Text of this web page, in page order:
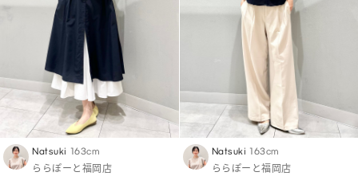
Natsuki 163cm
ららぽーと福岡店
Natsuki 163cm
ららぽーと福岡店